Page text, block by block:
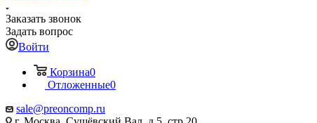
Заказать звонок
Задать вопрос
Войти
Корзина0
Отложенные0
sale@preoncomp.ru